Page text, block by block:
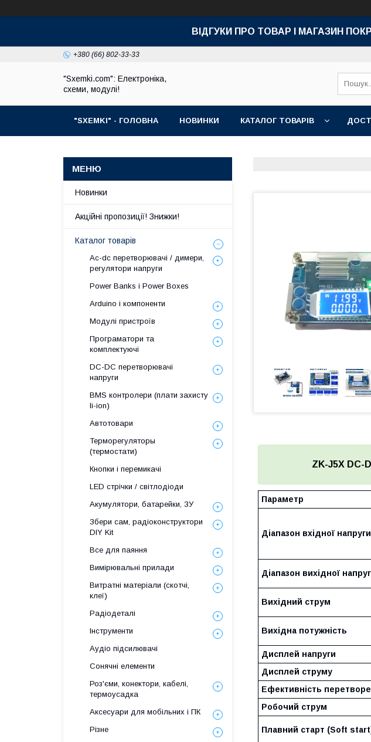
ВІДГУКИ ПРО ТОВАР І МАГАЗИН
+380 (66) 802-33-33
"Sxemki.com": Електроніка,
схеми, модулі!
"SXEMKI" - ГОЛОВНА НОВИНКИ КАТАЛОГ ТОВАРІВ
ZK-J5X DC-
Параметр
Діапазон вхідної напруги
Діапазон вихідної
Вихідний струм
Вихідна потужність
Дисплей напруги
Дисплей струму
Ефективність
Робочий струм
Плавний старт (Soft
Новинки
Акційні пропозиції! Знижки!
Каталог товарів
Ac-dc перетворювачі / димери,
регулятори напруги
Power Banks і Power Boxes
Arduino і компоненти
Модулі пристроїв
Програматори та
комплектуючі
DC-DC перетворювачі
напруги
BMS контролери (плати захисту
li-ion)
Автотовари
Терморегуляторы
(термостати)
Кнопки і перемикачі
LED стрічки / світлодіоди
Акумулятори, батарейки, ЗУ
Збери сам, радіоконструктори
DIY Kit
Все для паяння
Вимірювальні прилади
Витратні матеріали (скотчі,
клеї)
Радіодеталі
Інструменти
Аудіо підсилювачі
Сонячні елементи
Роз'єми, конектори, кабелі,
термоусадка
Аксесуари для мобільних і ПК
Різне